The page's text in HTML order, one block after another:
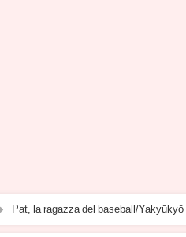
Pat, la ragazza del baseball/